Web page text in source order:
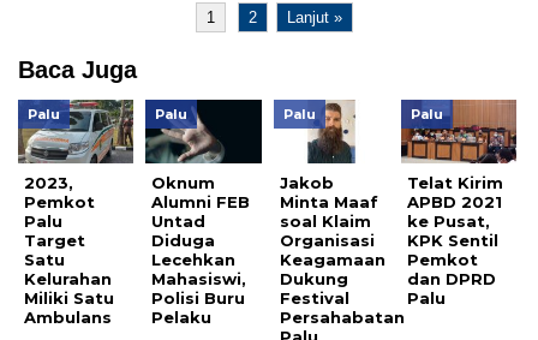
1 2 Lanjut »
Baca Juga
Palu
2023,
Pemkot
Palu
Target
Satu
Kelurahan
Miliki Satu
Ambulans
Palu
Oknum
Alumni FEB
Untad
Diduga
Lecehkan
Mahasiswi,
Polisi Buru
Pelaku
Palu
Jakob
Minta Maaf
soal Klaim
Organisasi
Keagamaan
Dukung
Festival
Persahabatan
Palu
Palu
Telat Kirim
APBD 2021
ke Pusat,
KPK Sentil
Pemkot
dan DPRD
Palu